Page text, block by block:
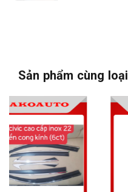
Sản phẩm cùng loại